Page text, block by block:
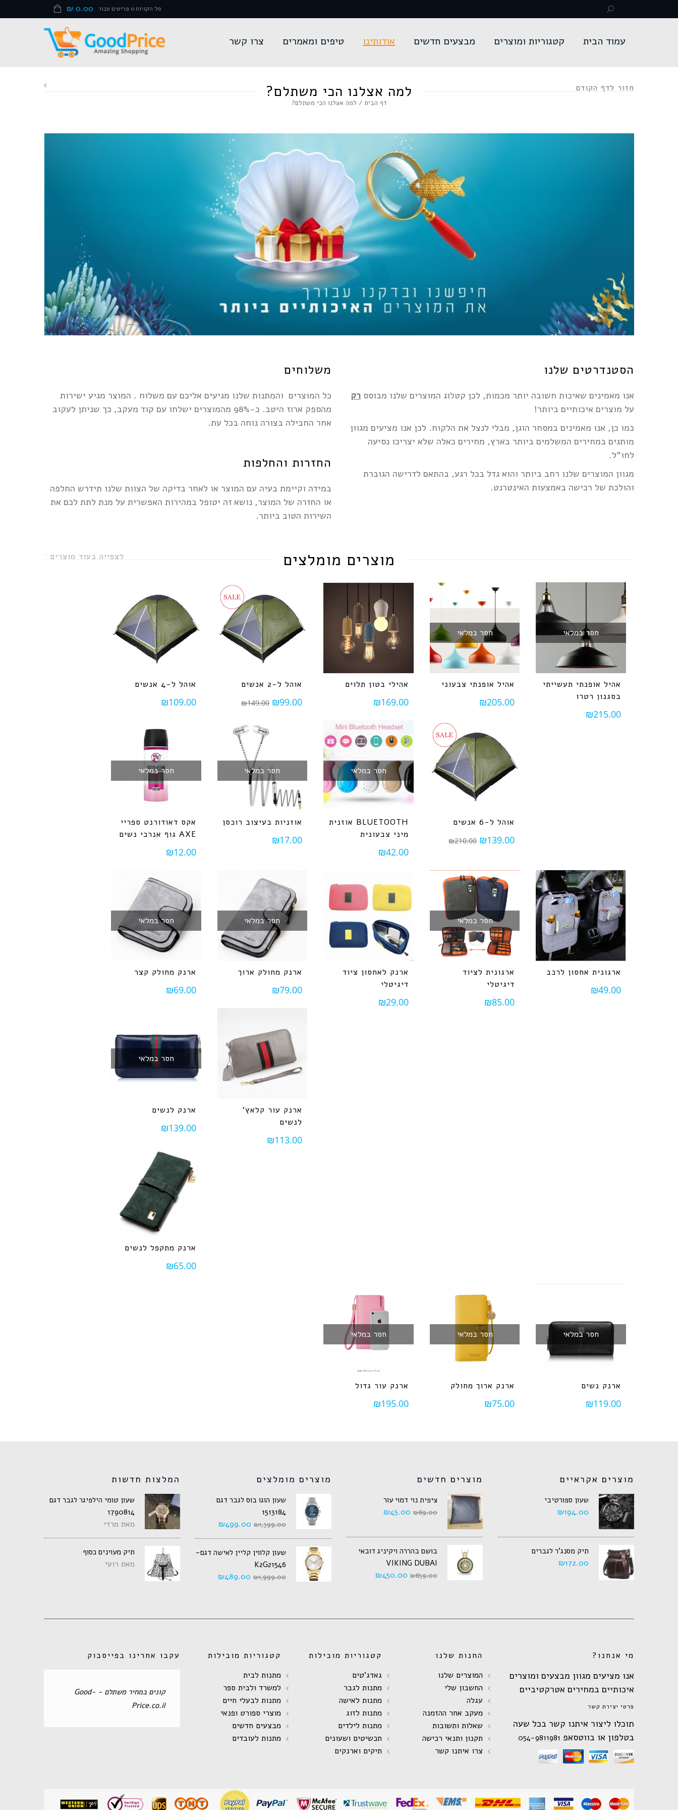
סל הקניות 0 פריטים עבור ₪ 0.00
עמוד הבית קטגוריות ומוצרים מבצעים חדשים אודותינו טיפים ומאמרים צרו קשר
למה אצלנו הכי משתלם?
דף הבית / למה אצלנו הכי משתלם?
חזור לדף הקודם
משלוחים
כל המוצרים והמתנות שלנו מגיעים אליכם עם משלוח . המוצר מגיע ישירות
מהספק ארוז היטב. כ-98% מהמוצרים ישלחו עם קוד מעקב, כך שניתן לעקוב
אחר החבילה בצורה נוחה בכל עת.
החזרות והחלפות
במידה וקיימת בעיה עם המוצר או לאחר בדיקה של הצוות שלנו תידרש החלפה
או החזרה של המוצר, נושא זה יטופל במהירות האפשרית על מנת לתת לכם את
השירות הטוב ביותר.
הסטנדרטים שלנו
אנו מאמינים שאיכות חשובה יותר מכמות, לכן קטלוג המוצרים שלנו מבוסס רק
על מוצרים איכותיים ביותר!
כמו כן, אנו מאמינים במסחר הוגן, מבלי לנצל את הלקוח. לכן אנו מציעים מגוון
מותגים במחירים המשלמים ביותר בארץ, מחירים כאלה שלא יצריכו נסיעה
לחו"ל.
מגוון המוצרים שלנו רחב ביותר והוא גדל בכל רגע, בהתאם לדרישה הגוברת
והולכת של רכישה באמצעות האינטרנט.
מוצרים מומלצים לצפייה בעוד מוצרים
חסר במלאי
אהיל אופנתי תעשייתי
בסגנון רטרו
₪215.00
חסר במלאי
אהיל אופנתי צבעוני
₪205.00
אהילי בטון תלוים
₪169.00
אוהל ל-2 אנשים
₪149.00 ₪99.00
אוהל ל-4 אנשים
₪109.00
אוהל ל-6 אנשים
₪210.00 ₪139.00
חסר במלאי
אוזנית BLUETOOTH
מיני צבעונית
₪42.00
חסר במלאי
אוזניות בעיצוב רוכסן
₪17.00
חסר במלאי
אקס דאודורנט ספריי
גוף אנרכי נשים AXE
₪12.00
ארגונית אחסון לרכב
₪49.00
חסר במלאי
ארגונית לציוד
דיגיטלי
₪85.00
ארנק לאחסון ציוד
דיגיטלי
₪29.00
חסר במלאי
ארנק מחולק ארוך
₪79.00
חסר במלאי
ארנק מחולק קצר
₪69.00
ארנק עור קלאץ'
לנשים
₪113.00
חסר במלאי
ארנק לנשים
₪139.00
ארנק מתקפל לנשים
₪65.00
חסר במלאי
ארנק נשים
₪119.00
חסר במלאי
ארנק ארוך מחולק
₪75.00
חסר במלאי
ארנק עור גדול
₪195.00
המלצות חדשות
שעון טומי הילפיגר לגבר דגם
1790814
מאת מרדי
תיק מעוינים כסוף
מאת רועי
מוצרים מומלצים
שעון הוגו בוס לגבר דגם
1513184
₪1,399.00
₪499.00
שעון קלווין קליין לאישה דגם-
K2G21546
₪1,999.00
₪489.00
מוצרים חדשים
ציפית נוי דמוי עור
₪69.00
₪45.00
בושם בהררה ויקיניג דובאי
VIKING DUBAI
₪659.00
₪450.00
מוצרים אקראיים
שעון ספורטיבי
₪194.00
תיק מסנג'ר לגברים
₪172.00
עקבו אחרינו בפייסבוק
‏קונים במחיר משתלם - Good-
Price.co.il‏
קטגוריות מובילות
מתנות לבית
למשרד ולבית ספר
מתנות לבעלי חיים
מוצרי ספורט ופנאי
מבצעים חדשים
מתנות לעובדים
קטגוריות מובילות
גאדג'טים
מתנות לגבר
מתנות לאישה
מתנות לזוג
מתנות לילדים
תכשיטים ושעונים
תיקים וארנקים
החנות שלנו
המוצרים שלנו
החשבון שלי
עגלה
מעקב אחר ההזמנה
שאלות ותשובות
תקנון ותנאי רכישה
צרו איתנו קשר
מי אנחנו?
אנו מציעים מגוון מבצעים ומוצרים
איכותיים במחירים אטרקטיביים
פרטי יצירת קשר
תוכלו ליצור איתנו קשר בכל שעה
בטלפון או בווטסאפ 054-9811981